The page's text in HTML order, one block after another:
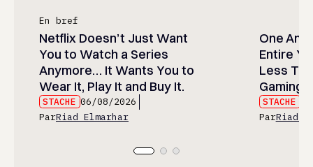
En bref
Netflix Doesn’t Just Want
You to Watch a Series
Anymore… It Wants You to
Wear It, Play It and Buy It.
STACHE 06/08/2026
ParRiad Elmarhar
One
Entire
Less
Gaming
STACHE
ParRiad